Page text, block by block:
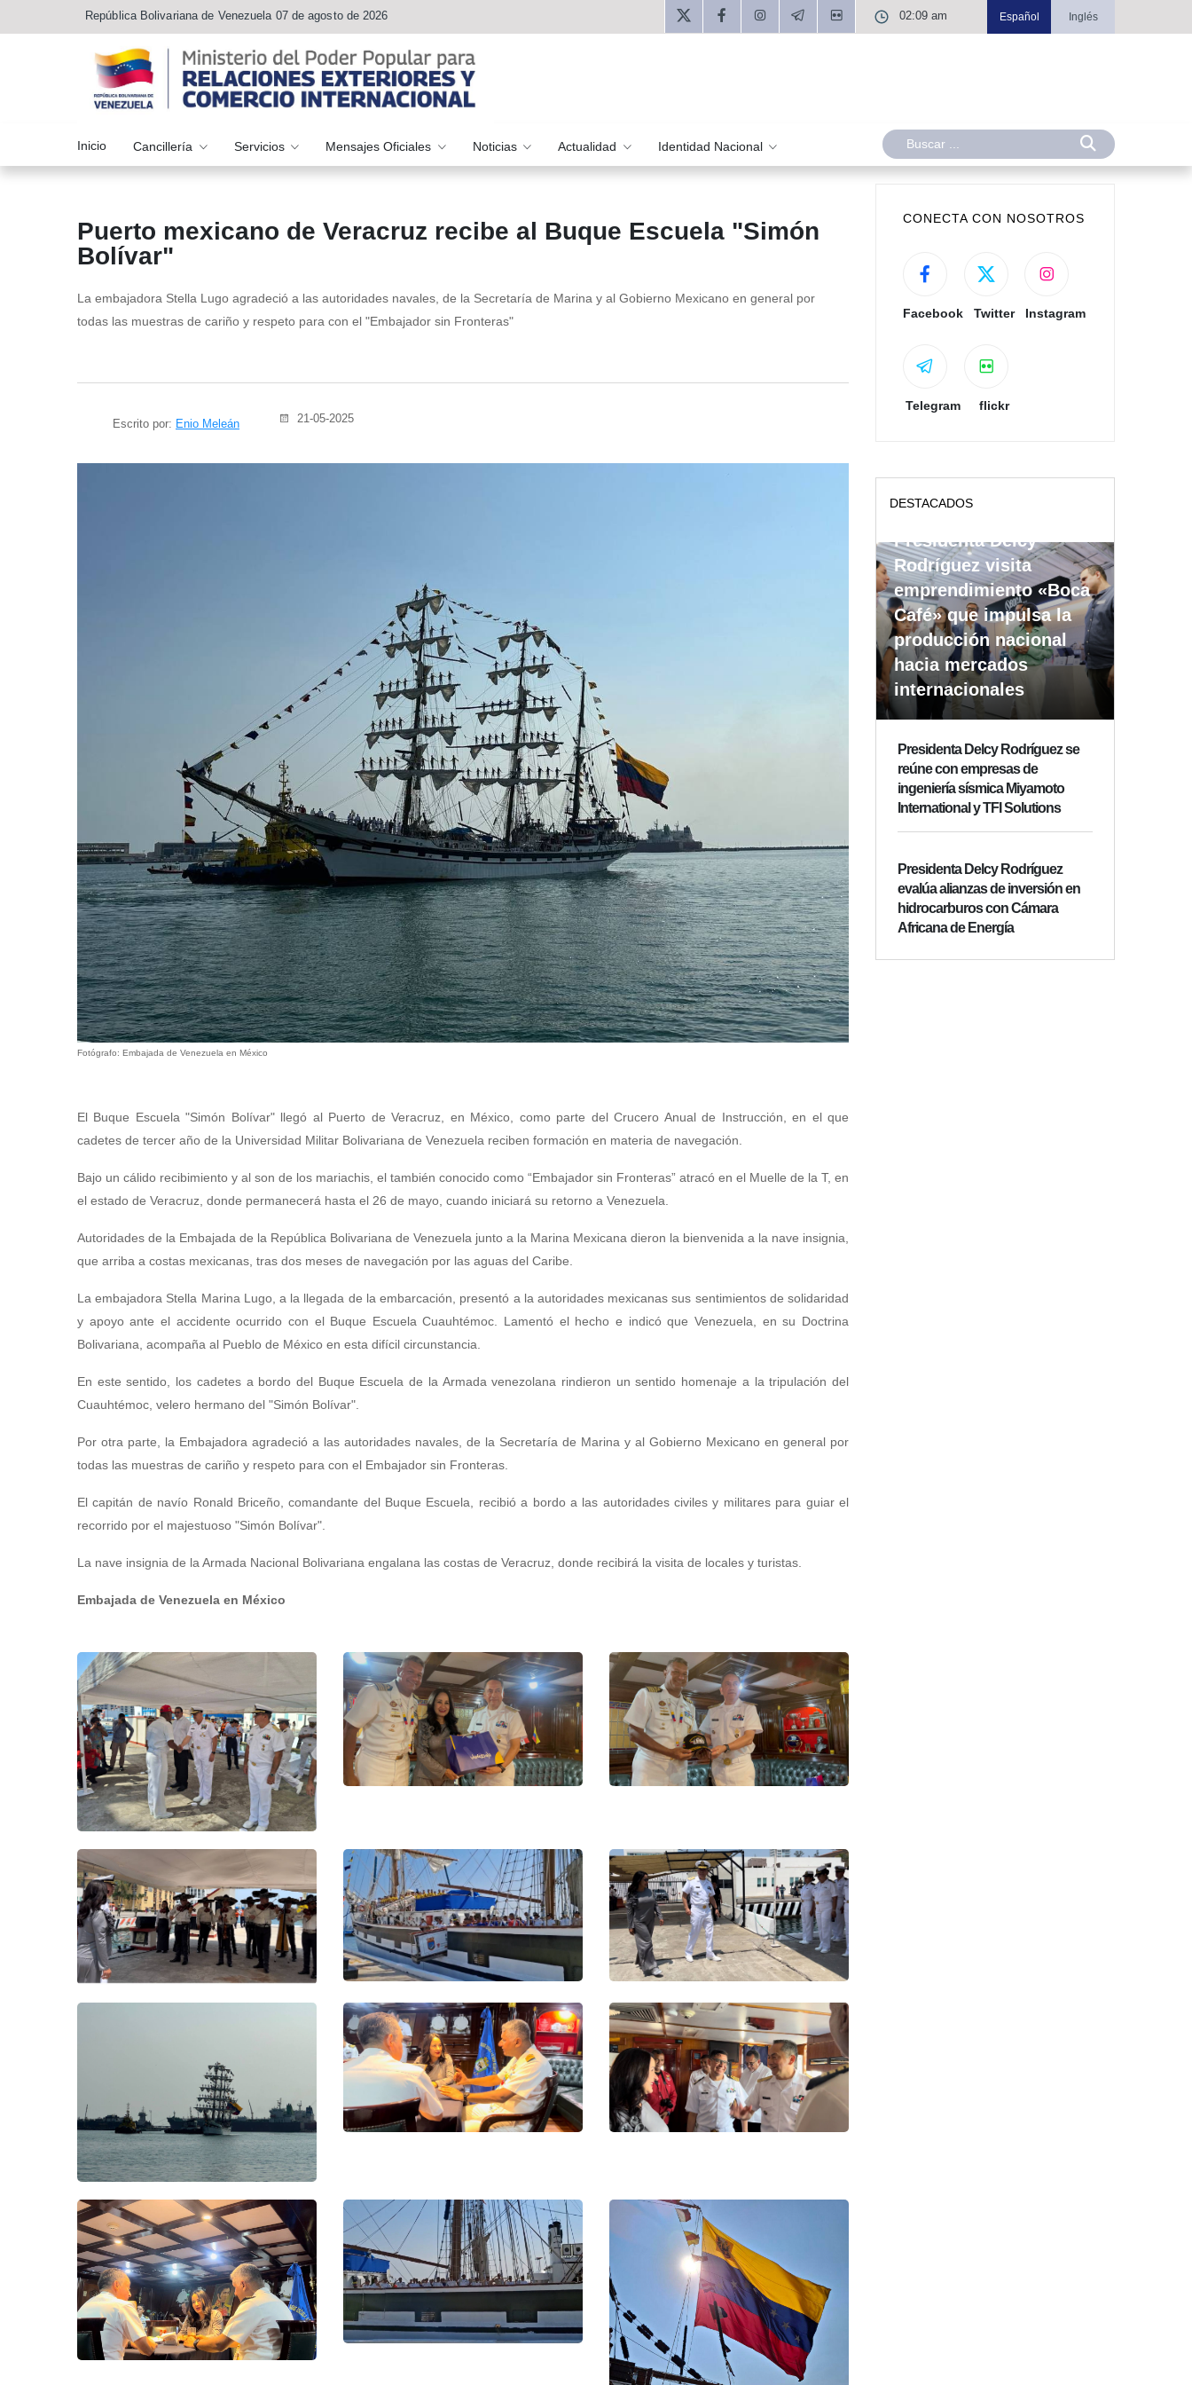
República Bolivariana de Venezuela 07 de agosto de 2026 02:09 am Español Inglés
Inicio Cancillería Servicios Mensajes Oficiales Noticias Actualidad Identidad Nacional
Puerto mexicano de Veracruz recibe al Buque Escuela "Simón
Bolívar"
La embajadora Stella Lugo agradeció a las autoridades navales, de la Secretaría de Marina y al Gobierno Mexicano en general por
todas las muestras de cariño y respeto para con el "Embajador sin Fronteras"
Escrito por: Enio Meleán 21-05-2025
Fotógrafo: Embajada de Venezuela en México
El Buque Escuela "Simón Bolívar" llegó al Puerto de Veracruz, en México, como parte del Crucero Anual de Instrucción, en el que
cadetes de tercer año de la Universidad Militar Bolivariana de Venezuela reciben formación en materia de navegación.
Bajo un cálido recibimiento y al son de los mariachis, el también conocido como “Embajador sin Fronteras” atracó en el Muelle de la T, en
el estado de Veracruz, donde permanecerá hasta el 26 de mayo, cuando iniciará su retorno a Venezuela.
Autoridades de la Embajada de la República Bolivariana de Venezuela junto a la Marina Mexicana dieron la bienvenida a la nave insignia,
que arriba a costas mexicanas, tras dos meses de navegación por las aguas del Caribe.
La embajadora Stella Marina Lugo, a la llegada de la embarcación, presentó a la autoridades mexicanas sus sentimientos de solidaridad
y apoyo ante el accidente ocurrido con el Buque Escuela Cuauhtémoc. Lamentó el hecho e indicó que Venezuela, en su Doctrina
Bolivariana, acompaña al Pueblo de México en esta difícil circunstancia.
En este sentido, los cadetes a bordo del Buque Escuela de la Armada venezolana rindieron un sentido homenaje a la tripulación del
Cuauhtémoc, velero hermano del "Simón Bolívar".
Por otra parte, la Embajadora agradeció a las autoridades navales, de la Secretaría de Marina y al Gobierno Mexicano en general por
todas las muestras de cariño y respeto para con el Embajador sin Fronteras.
El capitán de navío Ronald Briceño, comandante del Buque Escuela, recibió a bordo a las autoridades civiles y militares para guiar el
recorrido por el majestuoso "Simón Bolívar".
La nave insignia de la Armada Nacional Bolivariana engalana las costas de Veracruz, donde recibirá la visita de locales y turistas.
Embajada de Venezuela en México
CONECTA CON NOSOTROS
Facebook Twitter Instagram
Telegram flickr
DESTACADOS
Presidenta Delcy
Rodríguez visita
emprendimiento «Boca
Café» que impulsa la
producción nacional
hacia mercados
internacionales
Presidenta Delcy Rodríguez se
reúne con empresas de
ingeniería sísmica Miyamoto
International y TFI Solutions
Presidenta Delcy Rodríguez
evalúa alianzas de inversión en
hidrocarburos con Cámara
Africana de Energía